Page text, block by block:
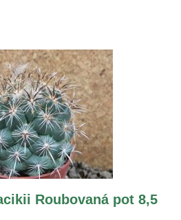
Roubovaná pot 8,5